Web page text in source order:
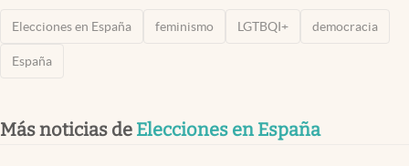
Elecciones en España feminismo LGTBQI+ democracia
España
Más noticias de Elecciones en España